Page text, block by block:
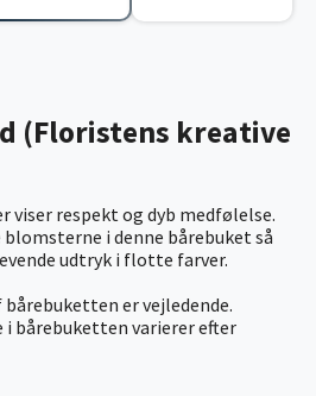
(Floristens kreative
viser respekt og dyb medfølelse.
i denne bårebuket så
udtryk i flotte farver.
er vejledende.
i bårebuketten varierer efter